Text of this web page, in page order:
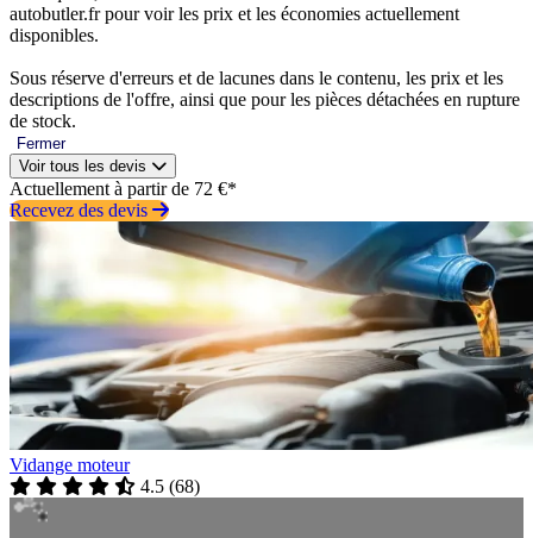
autobutler.fr pour voir les prix et les économies actuellement
disponibles.
Sous réserve d'erreurs et de lacunes dans le contenu, les prix et les
descriptions de l'offre, ainsi que pour les pièces détachées en rupture
de stock.
Fermer
Voir tous les devis
Actuellement à partir de 72 €*
Recevez des devis
Vidange moteur
4.5 (68)